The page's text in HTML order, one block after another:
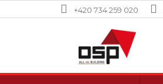
na
+420 734 259 020